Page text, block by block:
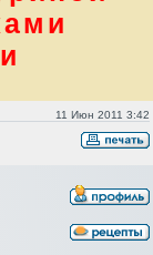
11 Июн 2011 3:42